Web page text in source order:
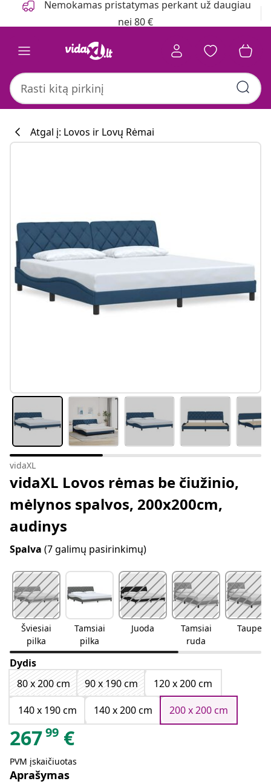
Nemokamas pristatymas perkant už daugiau
nei 80 €
Atgal į: Lovos ir Lovų Rėmai
vidaXL
vidaXL Lovos rėmas be čiužinio,
mėlynos spalvos, 200x200cm,
audinys
Spalva (7 galimų pasirinkimų)
Šviesiai
pilka
Tamsiai
pilka
Juoda
Tamsiai
ruda
Taupe
Dydis
80 x 200 cm
90 x 190 cm
120 x 200 cm
140 x 190 cm
140 x 200 cm 200 x 200 cm
26799 €
PVM įskaičiuotas
Aprašymas